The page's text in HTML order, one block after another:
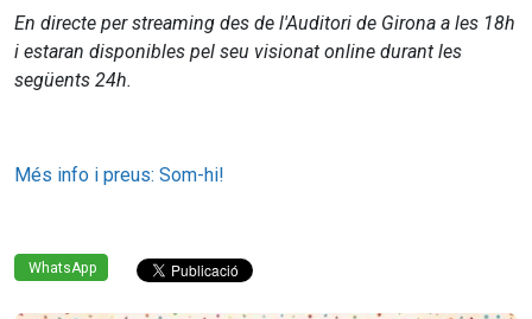
En directe per streaming des de l'Auditori de Girona a les 18h
i estaran disponibles pel seu visionat online durant les
següents 24h.
Més info i preus: Som-hi!
WhatsApp